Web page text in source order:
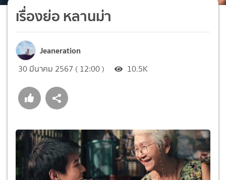
เรื่องย่อ หลานม่า
Jeaneration
30 มีนาคม 2567 ( 12:00 ) 10.5K